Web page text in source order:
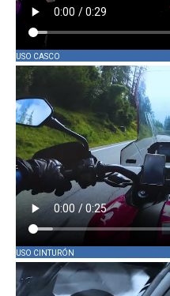
USO CASCO
USO CINTURÓN